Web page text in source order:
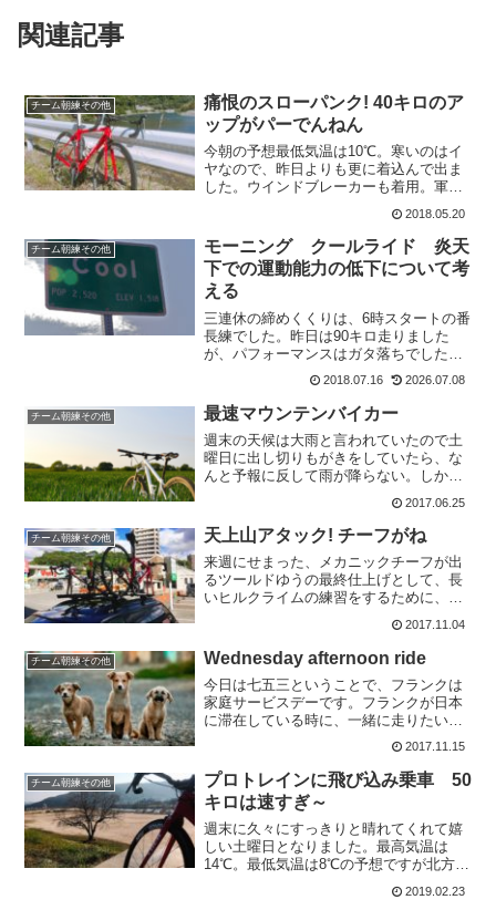
関連記事
チーム朝練その他
痛恨のスローパンク! 40キロのア
ップがパーでんねん
今朝の予想最低気温は10℃。寒いのはイ
ヤなので、昨日よりも更に着込んで出ま
した。ウインドブレーカーも着用。軍手
に指きりグローブ。せっかくの日曜朝練
なので、十分なアップと風向きの調査を
かねて早出しました。行きが追い風ゆっ
くりゆっくりとアップし...
2018.05.20
チーム朝練その他
モーニング クールライド 炎天
下での運動能力の低下について考
える
三連休の締めくくりは、6時スタートの番
長練でした。昨日は90キロ走りました
が、パフォーマンスはガタ落ちでした。
昨日の調子だったら、最後まで持つかな
あと思いながら出かけました。6時は涼し
い5時40分くらいに出ると気温は27℃。さ
すがに涼しい!...
2018.07.16 2026.07.08
チーム朝練その他 最速マウンテンバイカー
週末の天候は大雨と言われていたので土
曜日に出し切りもがきをしていたら、な
んと予報に反して雨が降らない。しか
も、走りますのメッセンジャーが。本日
休みの予定だったので、あまり気乗りせ
ずに気合いなしで時間ギリギリで出発。
マウンテンバイカーの虹色ジ...
2017.06.25
チーム朝練その他 天上山アタック! チーフがね
来週にせまった、メカニックチーフが出
るツールドゆうの最終仕上げとして、長
いヒルクライムの練習をするために、県
北の天上山アタックに向かいました。本
日は、サポートカーをメカニック師匠が
出してくれたのでアップ区間まで車で行
きました。本日は久々の週...
2017.11.04
チーム朝練その他 Wednesday afternoon ride
今日は七五三ということで、フランクは
家庭サービスデーです。フランクが日本
に滞在している時に、一緒に走りたいの
で、暴走店員F君が休みの時に走ろうと思
い立ちました。イベントでのエピソード
は数知れず。先頭を走っていたら、いつ
の間にか後ろを走る人が...
2017.11.15
チーム朝練その他
プロトレインに飛び込み乗車 50
キロは速すぎ～
週末に久々にすっきりと晴れてくれて嬉
しい土曜日となりました。最高気温は
14℃。最低気温は8℃の予想ですが北方面
の山の中は気温が読めません。春が近く
なるのは、とても嬉しいのですが服装選
2019.02.23